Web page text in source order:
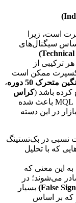
است، زیرا
سیگنال‌های
ترکیبی از
اکسپرت ممکن است
متحرک 50 دوره
،
کرده باشد (کراس
). سادگی پیاده‌سازی این منطق‌ها در زبان MQL باعث شده
در این دسته
نسبی در بک‌تستینگ
که با تحلیل
به این معنی که
می‌شوند؛ در
بسیار
که بر اساس